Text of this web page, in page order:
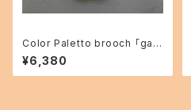
Color Paletto brooch 「gar
den」03
¥6,380